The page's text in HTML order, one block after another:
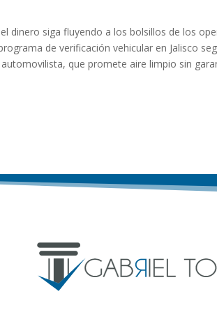
dinero siga fluyendo a los bolsillos de los
de verificación vehicular en Jalisco
que promete aire limpio sin